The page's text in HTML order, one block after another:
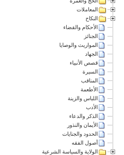
المعاملات
النكاح
الأحكام والقضاء
الجنائز
المواريث والوصايا
الجهاد
قصص الأنبياء
السيرة
المناقب
الأطعمة
اللباس والزينة
الأدب
الذكر والدعاء
الأيمان والنذور
الحدود والجنايات
أصول الفقه
الولاية والسياسة الشرعية